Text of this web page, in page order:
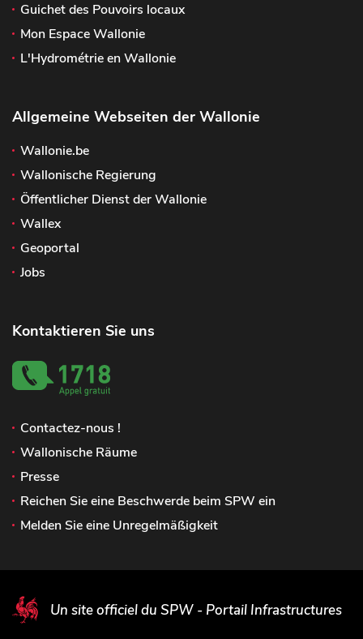
Guichet des Pouvoirs locaux
Mon Espace Wallonie
L'Hydrométrie en Wallonie
Allgemeine Webseiten der Wallonie
Wallonie.be
Wallonische Regierung
Öffentlicher Dienst der Wallonie
Wallex
Geoportal
Jobs
Kontaktieren Sie uns
Contactez-nous !
Wallonische Räume
Presse
Reichen Sie eine Beschwerde beim SPW ein
Melden Sie eine Unregelmäßigkeit
Un site officiel du SPW - Portail Infrastructures